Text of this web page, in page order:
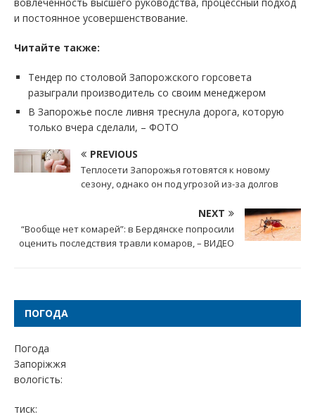
вовлеченность высшего руководства, процессный подход
и постоянное усовершенствование.
Читайте также:
Тендер по столовой Запорожского горсовета
разыграли производитель со своим менеджером
В Запорожье после ливня треснула дорога, которую
только вчера сделали, – ФОТО
PREVIOUS
Теплосети Запорожья готовятся к новому
сезону, однако он под угрозой из-за долгов
NEXT
“Вообще нет комарей”: в Бердянске попросили
оценить последствия травли комаров, – ВИДЕО
ПОГОДА
Погода
Запоріжжя
вологість:
тиск: